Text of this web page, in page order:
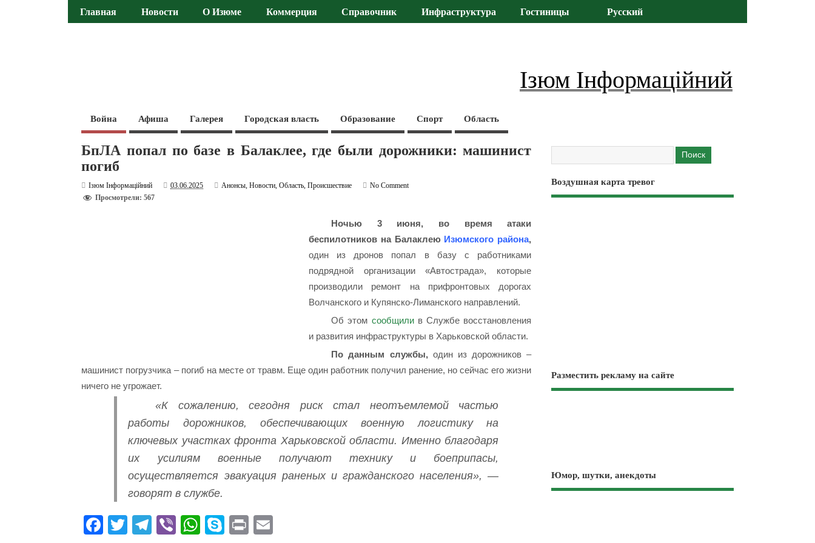
Главная Новости О Изюме Коммерция Справочник Инфраструктура Гостиницы Русский
Ізюм Інформаційний
Война Афиша Галерея Городская власть Образование Спорт Область
БпЛА попал по базе в Балаклее, где были дорожники: машинист
погиб
Ізюм Інформаційний 03.06.2025 Анонсы,Новости,Область,Происшествие
No Comment
Просмотрели: 567
Ночью 3 июня, во время атаки
беспилотников на Балаклею Изюмского района,
один из дронов попал в базу с работниками
подрядной организации «Автострада», которые
производили ремонт на прифронтовых дорогах
Волчанского и Купянско-Лиманского направлений.
Об этом сообщилив Службе восстановления
и развития инфраструктуры в Харьковской области.
По данным службы,один из дорожников –
машинист погрузчика – погиб на месте от травм. Еще один работник получил ранение, но сейчас его жизни
ничего не угрожает.
«К сожалению, сегодня риск стал неотъемлемой частью
работы дорожников, обеспечивающих военную логистику на
ключевых участках фронта Харьковской области. Именно благодаря
их усилиям военные получают технику и боеприпасы,
осуществляется эвакуация раненых и гражданского населения», —
говорят в службе.
Fa T
Te Vi
W
S
Pr
Воздушная карта тревог
Разместить рекламу на сайте
Юмор, шутки, анекдоты